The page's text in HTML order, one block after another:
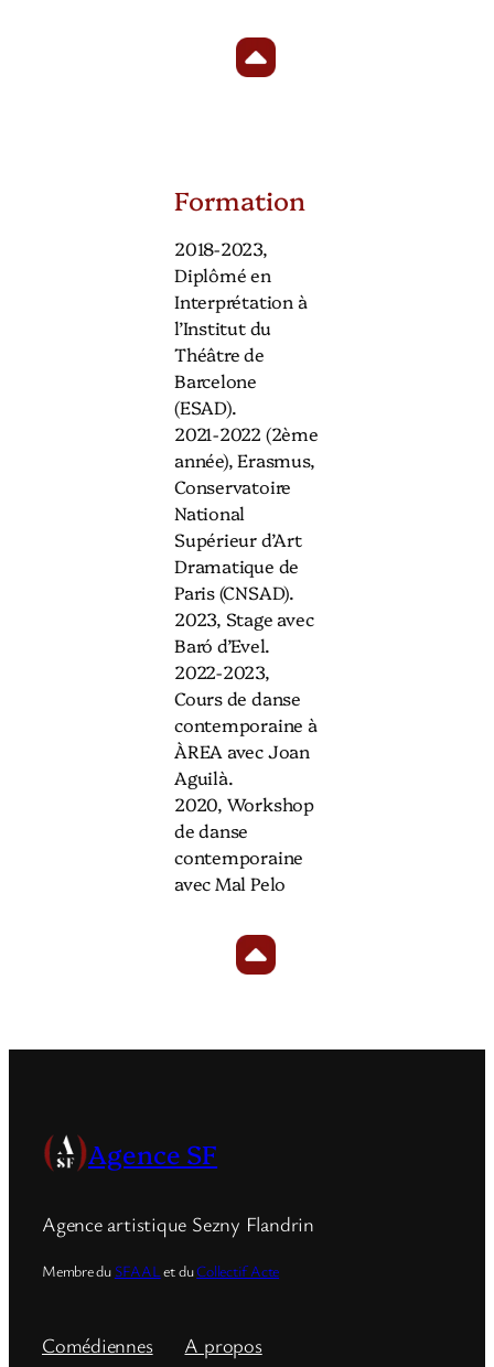
Formation
2018-2023,
Diplômé en
Interprétation à
l’Institut du
Théâtre de
Barcelone
(ESAD).
2021-2022 (2ème
année), Erasmus,
Conservatoire
National
Supérieur d’Art
Dramatique de
Paris (CNSAD).
2023, Stage avec
Baró d’Evel.
2022-2023,
Cours de danse
contemporaine à
ÀREA avec Joan
Aguilà.
2020, Workshop
de danse
contemporaine
avec Mal Pelo
Agence SF
Agence artistique Sezny Flandrin
Membre du SFAALet duCollectif Acte
Comédiennes
A propos